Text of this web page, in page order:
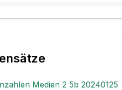
Medien 2 5b 20240125